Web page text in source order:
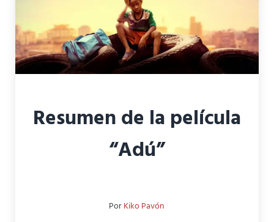
Resumen de la película
“Adú”
PorKiko Pavón